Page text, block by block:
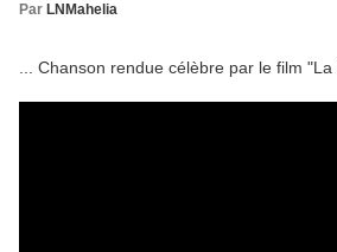
Par LNMahelia
... Chanson rendue célèbre par le film "La